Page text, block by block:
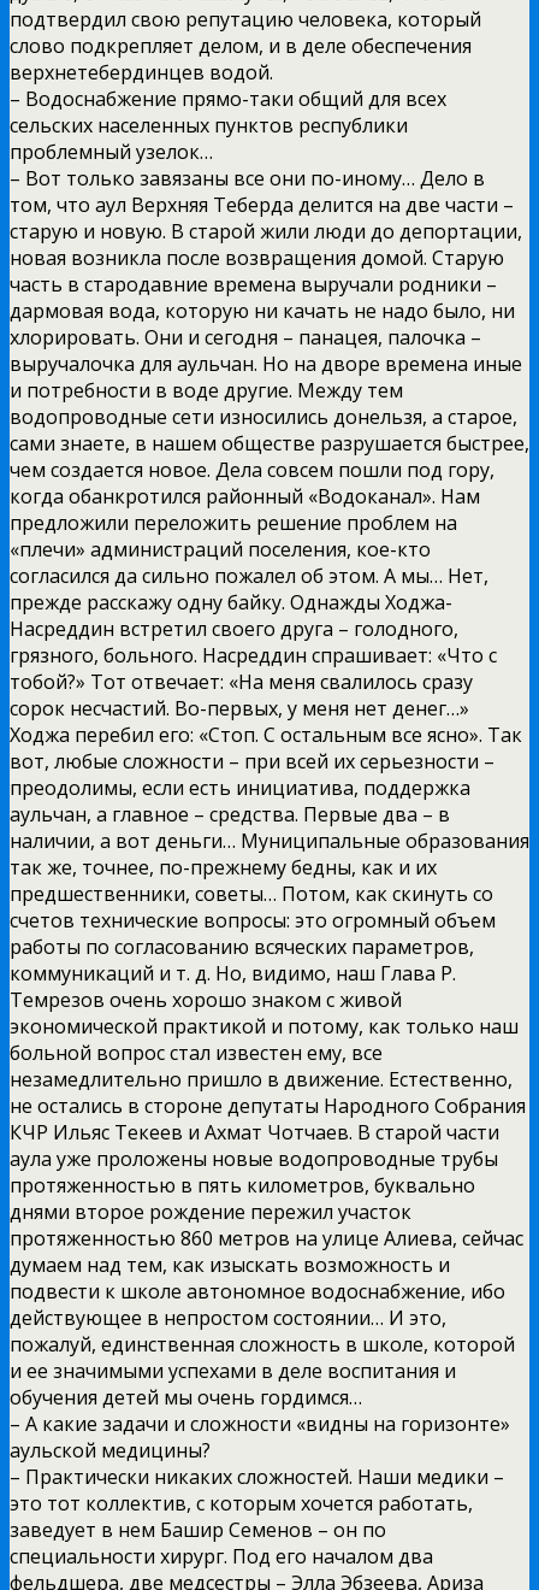
подтвердил свою репутацию человека, который
слово подкрепляет делом, и в деле обеспечения
верхнетебердинцев водой.
– Водоснабжение прямо-таки общий для всех
сельских населенных пунктов республики
проблемный узелок…
– Вот только завязаны все они по-иному… Дело в
том, что аул Верхняя Теберда делится на две части –
старую и новую. В старой жили люди до депортации,
новая возникла после возвращения домой. Старую
часть в стародавние времена выручали родники –
дармовая вода, которую ни качать не надо было, ни
хлорировать. Они и сегодня – панацея, палочка –
выручалочка для аульчан. Но на дворе времена иные
и потребности в воде другие. Между тем
водопроводные сети износились донельзя, а старое,
сами знаете, в нашем обществе разрушается быстрее,
чем создается новое. Дела совсем пошли под гору,
когда обанкротился районный «Водоканал». Нам
предложили переложить решение проблем на
«плечи» администраций поселения, кое-кто
согласился да сильно пожалел об этом. А мы… Нет,
прежде расскажу одну байку. Однажды Ходжа-
Насреддин встретил своего друга – голодного,
грязного, больного. Насреддин спрашивает: «Что с
тобой?» Тот отвечает: «На меня свалилось сразу
сорок несчастий. Во-первых, у меня нет денег…»
Ходжа перебил его: «Стоп. С остальным все ясно». Так
вот, любые сложности – при всей их серьезности –
преодолимы, если есть инициатива, поддержка
аульчан, а главное – средства. Первые два – в
наличии, а вот деньги… Муниципальные образования
так же, точнее, по-прежнему бедны, как и их
предшественники, советы… Потом, как скинуть со
счетов технические вопросы: это огромный объем
работы по согласованию всяческих параметров,
коммуникаций и т. д. Но, видимо, наш Глава Р.
Темрезов очень хорошо знаком с живой
экономической практикой и потому, как только наш
больной вопрос стал известен ему, все
незамедлительно пришло в движение. Естественно,
не остались в стороне депутаты Народного Собрания
КЧР Ильяс Текеев и Ахмат Чотчаев. В старой части
аула уже проложены новые водопроводные трубы
протяженностью в пять километров, буквально
днями второе рождение пережил участок
протяженностью 860 метров на улице Алиева, сейчас
думаем над тем, как изыскать возможность и
подвести к школе автономное водоснабжение, ибо
действующее в непростом состоянии… И это,
пожалуй, единственная сложность в школе, которой
и ее значимыми успехами в деле воспитания и
обучения детей мы очень гордимся…
– А какие задачи и сложности «видны на горизонте»
аульской медицины?
– Практически никаких сложностей. Наши медики –
это тот коллектив, с которым хочется работать,
заведует в нем Башир Семенов – он по
специальности хирург. Под его началом два
фельдшера, две медсестры – Элла Эбзеева, Ариза